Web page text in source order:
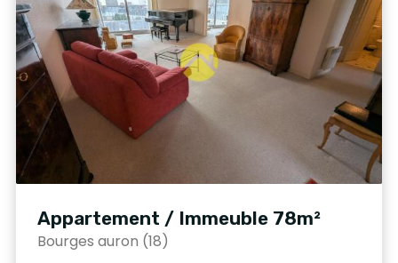
Appartement / Immeuble 78m²
Bourges auron (18)